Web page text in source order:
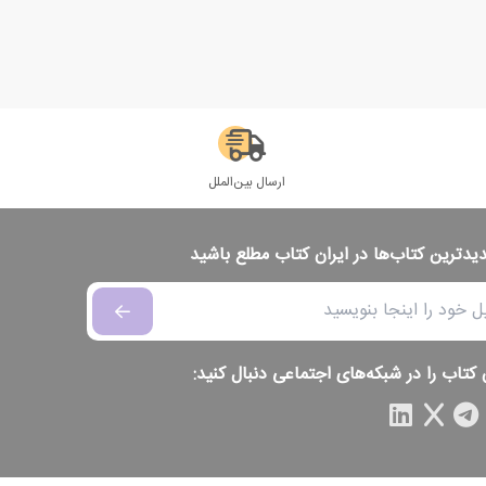
ارسال بین‌الملل
کتاب‌ها در ایران کتاب مطلع باشید
کتاب را در شبکه‌های اجتماعی دنبال کنید: